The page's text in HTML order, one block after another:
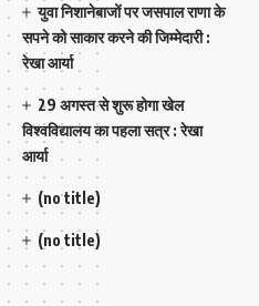
युवा निशानेबाजों पर जसपाल राणा के
सपने को साकार करने की जिम्मेदारी :
रेखा आर्या
29 अगस्त से शुरू होगा खेल
विश्वविद्यालय का पहला सत्र : रेखा
आर्या
(no title)
(no title)